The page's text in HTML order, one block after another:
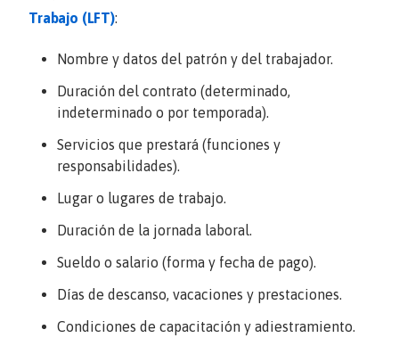
Trabajo (LFT):
Nombre y datos del patrón y del trabajador.
Duración del contrato (determinado,
indeterminado o por temporada).
Servicios que prestará (funciones y
responsabilidades).
Lugar o lugares de trabajo.
Duración de la jornada laboral.
Sueldo o salario (forma y fecha de pago).
Días de descanso, vacaciones y prestaciones.
Condiciones de capacitación y adiestramiento.